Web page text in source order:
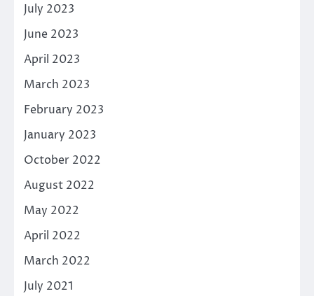
July 2023
June 2023
April 2023
March 2023
February 2023
January 2023
October 2022
August 2022
May 2022
April 2022
March 2022
July 2021